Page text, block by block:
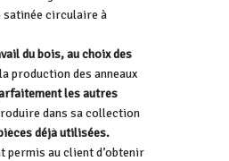
satinée circulaire à
du bois, au choix des
production des anneaux
les autres
dans sa collection
déjà utilisées.
permis au client d’obtenir